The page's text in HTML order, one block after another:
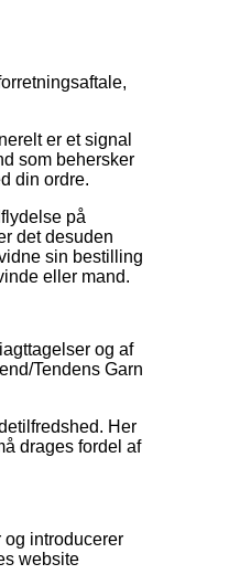
er et signal
som behersker
din ordre.
på
det desuden
sin bestilling
eller mand.
og af
Tendens Garn
Her
drages fordel af
introducerer
website